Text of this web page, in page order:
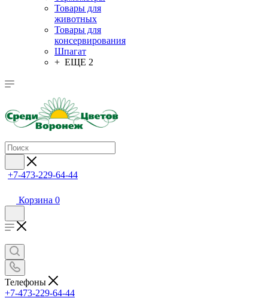
Товары для
животных
Товары для
консервирования
Шпагат
+ ЕЩЕ 2
+7-473-229-64-44
Корзина 0
Телефоны
+7-473-229-64-44